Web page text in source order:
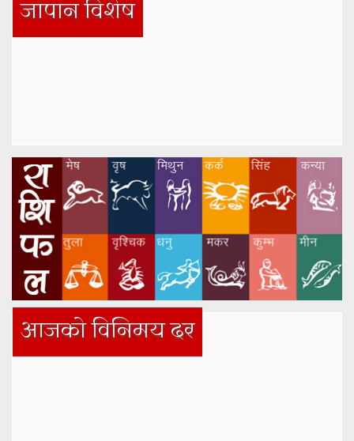
जापान विशेष
आजको विनिमय दर